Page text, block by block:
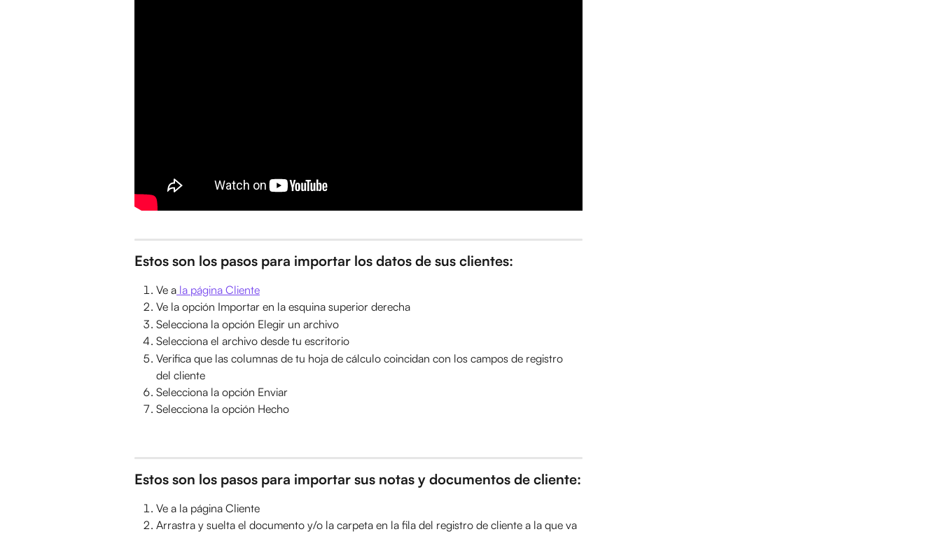
Estos son los pasos para importar los datos de sus clientes:
Ve a la página Cliente
Ve la opción Importar en la esquina superior derecha
Selecciona la opción Elegir un archivo
Selecciona el archivo desde tu escritorio
Verifica que las columnas de tu hoja de cálculo coincidan con los campos de registro
del cliente
Selecciona la opción Enviar
Selecciona la opción Hecho
Estos son los pasos para importar sus notas y documentos de cliente:
Ve a la página Cliente
Arrastra y suelta el documento y/o la carpeta en la fila del registro de cliente a la que va